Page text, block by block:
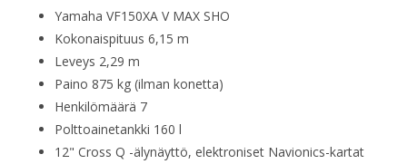
Yamaha VF150XA V MAX SHO
Kokonaispituus 6,15 m
Leveys 2,29 m
Paino 875 kg (ilman konetta)
Henkilömäärä 7
Polttoainetankki 160 l
12" Cross Q -älynäyttö, elektroniset Navionics-kartat